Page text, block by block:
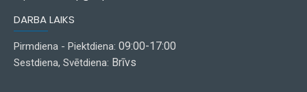
DARBA LAIKS
Pirmdiena - Piektdiena: 09:00-17:00
Sestdiena, Svētdiena: Brīvs